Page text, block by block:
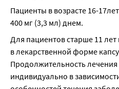
Пациенты в возрасте 16-
400 мг (3,3 мл) днем.
Для пациентов старше 11
в лекарственной форме
Продолжительность
индивидуально в